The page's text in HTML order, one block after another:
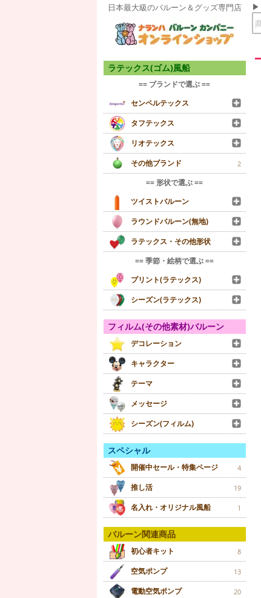
日本最大級のバルーン＆グッズ専門店
ラテックス(ゴム)風船
== ブランドで選ぶ ==
センペルテックス
タフテックス
リオテックス
その他ブランド
2
== 形状で選ぶ ==
ツイストバルーン
ラウンドバルーン(無地)
ラテックス・その他形状
== 季節・絵柄で選ぶ ==
プリント(ラテックス)
シーズン(ラテックス)
フィルム(その他素材)バルーン
デコレーション
キャラクター
テーマ
メッセージ
シーズン(フィルム)
スペシャル
開催中セール・特集ページ 4
推し活 19
名入れ・オリジナル風船 1
バルーン関連商品
初心者キット 8
空気ポンプ 13
電動空気ポンプ 20